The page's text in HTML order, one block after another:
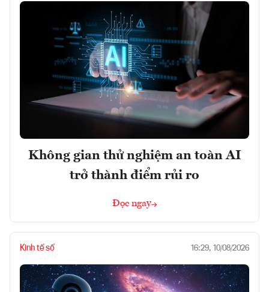
Không gian thử nghiệm an toàn AI
trở thành điểm rủi ro
Đọc ngay
Kinh tế số 16:29, 10/08/2026